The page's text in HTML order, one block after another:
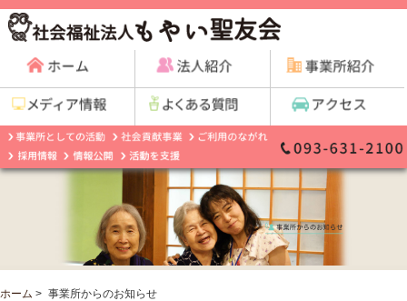
ホーム > 事業所からのお知らせ